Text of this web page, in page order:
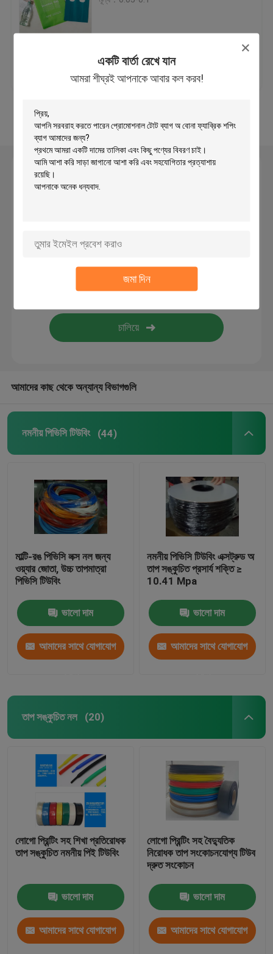
একটি বার্তা রেখে যান
আমরা শীঘ্রই আপনাকে আবার কল করব!
জমা দিন
পিইটি এক্সপেন্ডেবল ব্রেইল স্লিভিউং
প্রতিরক্ষামূলক নেট স্লিভ
জাল নেটিং ব্যাগ
অ বোনা ব্যাগ
কেবল মেষ হাতা
স্বয়ং মোড়ানো Sleeving
সিলিকন রাবার ফাইবারগ্লাস Sleeving
নকল যৌনদণ্ড
ভালো দাম আমাদের সাথে যোগাযোগ
আরো দেখুন
আমরা শীঘ্রই আপনাকে আবার কল করব!
আমাদের কাছ থেকে অন্যান্য বিভাগগুলি
নমনীয় পিভিসি টিউবিং (44)
মাল্টি-রঙ পিভিসি লক্স নল জন্য
ওয়্যার জোতা, উচ্চ তাপমাত্রা
পিভিসি টিউবিং
ভালো দাম
আমাদের সাথে যোগাযোগ
নমনীয় পিভিসি টিউবিং এক্সট্রুড অ
তাপ সঙ্কুচিত প্রসার্য শক্তি ≥
10.41 Mpa
ভালো দাম
আমাদের সাথে যোগাযোগ
তাপ সঙ্কুচিত নল (20)
লোগো প্রিন্টিং সহ শিখা প্রতিরোধক
তাপ সঙ্কুচিত নমনীয় পিই টিউবিং
ভালো দাম
আমাদের সাথে যোগাযোগ
লোগো প্রিন্টিং সহ বৈদ্যুতিক
নিরোধক তাপ সংকোচনযোগ্য টিউব
দ্রুত সংকোচন
ভালো দাম
আমাদের সাথে যোগাযোগ